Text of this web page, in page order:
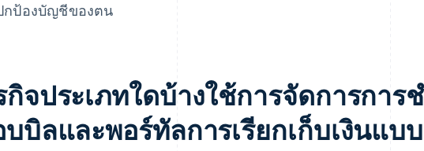
กป้องบัญชีของตน
กิจประเภทใดบ้างใช้การจัดการการ
บบิลและพอร์ทัลการเรียกเก็บเงินแบ